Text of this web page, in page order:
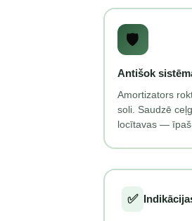
🛡️
Antišok
Amortizators
soli. Saudzē
locītavas —
✅